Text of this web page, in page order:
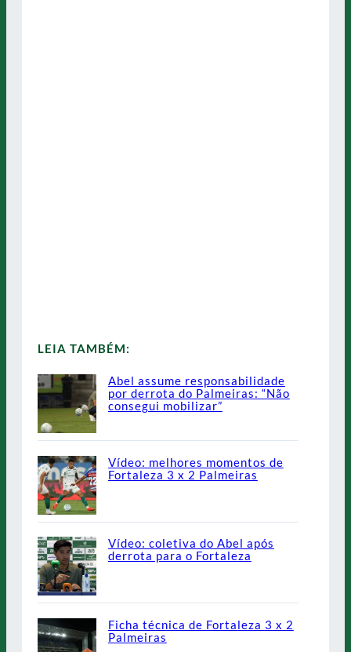
LEIA TAMBÉM:
Abel assume responsabilidade
por derrota do Palmeiras: “Não
consegui mobilizar”
Vídeo: melhores momentos de
Fortaleza 3 x 2 Palmeiras
Vídeo: coletiva do Abel após
derrota para o Fortaleza
Ficha técnica de Fortaleza 3 x 2
Palmeiras